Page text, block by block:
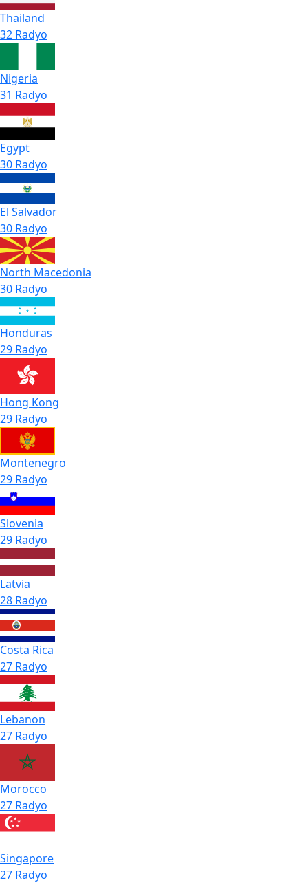
Thailand
32 Radyo
Nigeria
31 Radyo
Egypt
30 Radyo
El Salvador
30 Radyo
North Macedonia
30 Radyo
Honduras
29 Radyo
Hong Kong
29 Radyo
Montenegro
29 Radyo
Slovenia
29 Radyo
Latvia
28 Radyo
Costa Rica
27 Radyo
Lebanon
27 Radyo
Morocco
27 Radyo
Singapore
27 Radyo